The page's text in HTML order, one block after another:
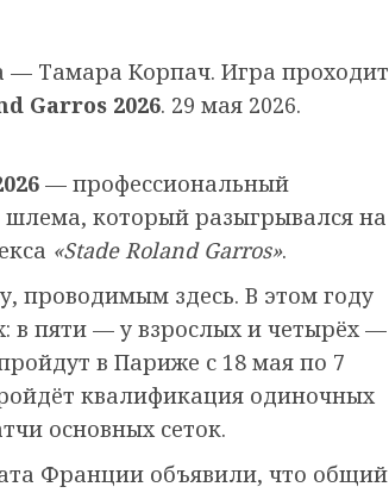
— Тамара Корпач. Игра проходит
Garros 2026. 29 мая 2026.
— профессиональный
который разыгрывался на
«Stade Roland Garros».
проводимым здесь. В этом году
в пяти — у взрослых и четырёх —
в Париже с 18 мая по 7
квалификация одиночных
основных сеток.
Франции объявили, что общий